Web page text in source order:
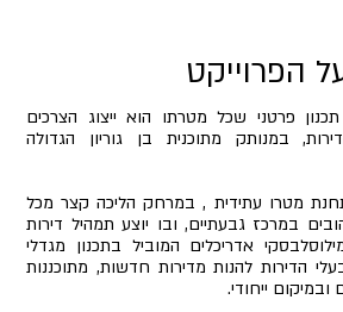
הפרוייקט
פרטני שכל מטרתו הוא ייצוג הצרכים
במנותק מתוכנית בן גוריון הגדולה
מטרו עתידית , במרחק הליכה קצר מכל
במרכז גבעתיים, ובו יוצע תמהיל דירות
אדריכלים המוביל בתכנון מגדלי
הדירות להנות מדירות חדשות, מתוכננות
ייחודי.